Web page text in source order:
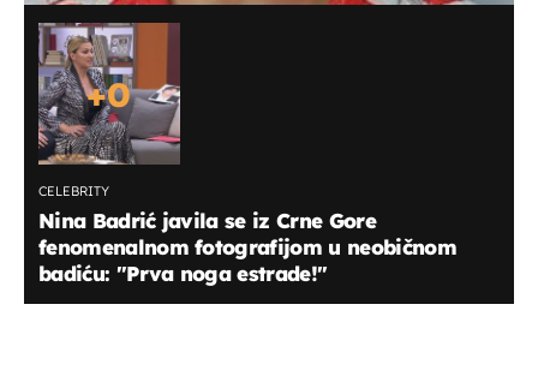
+0
CELEBRITY
Nina Badrić javila se iz Crne Gore
fenomenalnom fotografijom u neobičnom
badiću: ''Prva noga estrade!''